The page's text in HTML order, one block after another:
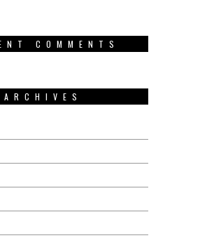
COMMENTS
ARCHIVES